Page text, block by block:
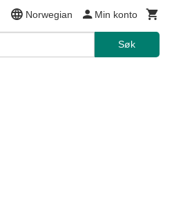
Norwegian Min konto
Søk